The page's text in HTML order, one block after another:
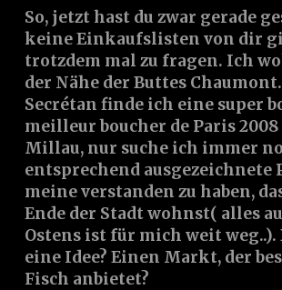
So, jetzt hast du zwar gerade
keine Einkaufslisten von dir
trotzdem mal zu fragen. Ich
der Nähe der Buttes
Secrétan finde ich eine super
meilleur boucher de Paris
Millau, nur suche ich immer
entsprechend ausgezeichnete
meine verstanden zu haben,
Ende der Stadt wohnst( alles
Ostens ist für mich weit weg..).
eine Idee? Einen Markt, der
Fisch anbietet?